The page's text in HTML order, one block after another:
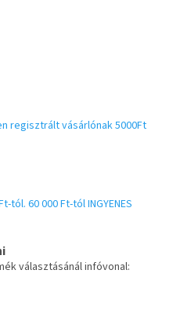
regisztrált vásárlónak 5000Ft
tól. 60 000 Ft-tól INGYENES
választásánál infóvonal: